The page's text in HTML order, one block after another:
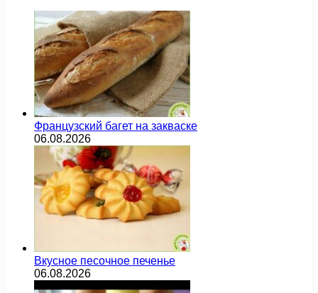
Французский багет на закваске
06.08.2026
Вкусное песочное печенье
06.08.2026